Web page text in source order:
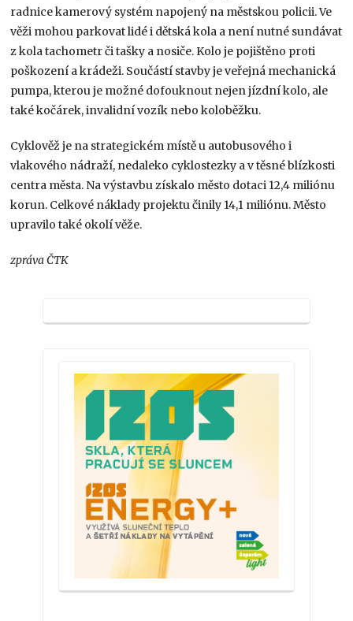
radnice kamerový systém napojený na městskou policii. Ve
věži mohou parkovat lidé i dětská kola a není nutné sundávat
z kola tachometr či tašky a nosiče. Kolo je pojištěno proti
poškození a krádeži. Součástí stavby je veřejná mechanická
pumpa, kterou je možné dofouknout nejen jízdní kolo, ale
také kočárek, invalidní vozík nebo koloběžku.
Cyklověž je na strategickém místě u autobusového i
vlakového nádraží, nedaleko cyklostezky a v těsné blízkosti
centra města. Na výstavbu získalo město dotaci 12,4 miliónu
korun. Celkové náklady projektu činily 14,1 miliónu. Město
upravilo také okolí věže.
zpráva ČTK